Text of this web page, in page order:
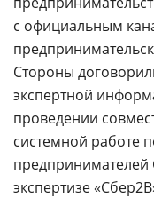
с официальным
Стороны
экспертной
проведении
системной работе
предпринимателей
экспертизе